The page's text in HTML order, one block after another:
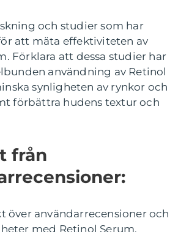
och studier som har
att mäta effektiviteten av
Förklara att dessa studier har
användning av Retinol
synligheten av rynkor och
förbättra hudens textur och
från
över användarrecensioner och
med Retinol Serum.